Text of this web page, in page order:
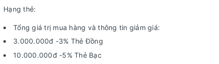
Hạng thẻ:
Tổng giá trị mua hàng và thông tin giảm giá:
3.000.000đ -3% Thẻ Đồng
10.000.000đ -5% Thẻ Bạc